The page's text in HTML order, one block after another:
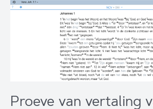
Proeve van vertaling